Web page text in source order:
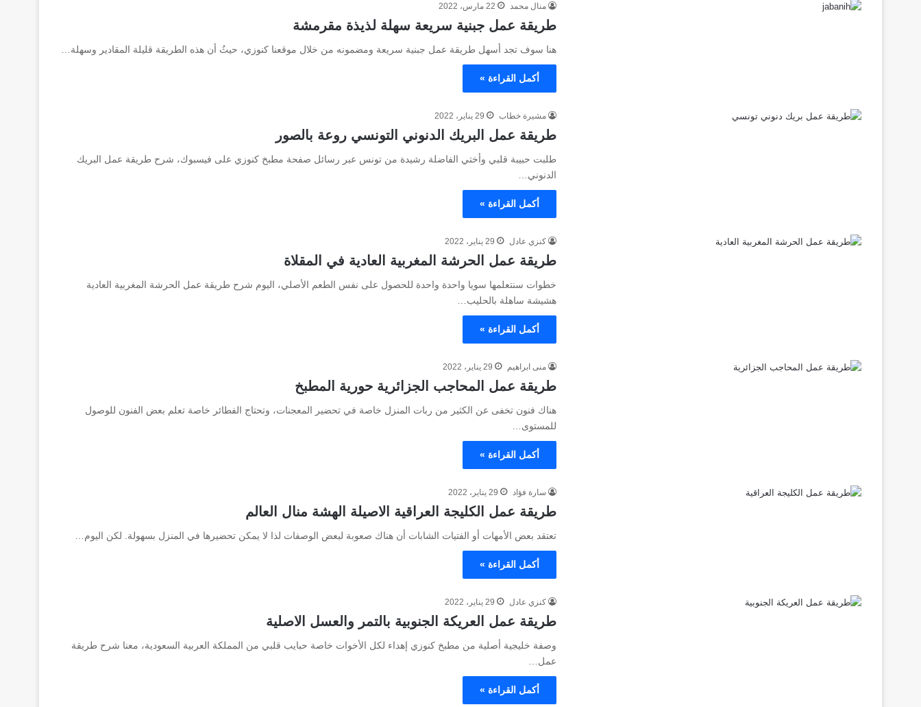
منال محمد 22 مارس، 2022
طريقة عمل جبنية سريعة سهلة لذيذة مقرمشة
هنا سوف تجد أسهل طريقة عمل جبنية سريعة ومضمونه من خلال موقعنا كنوزي، حيثُ أن هذه الطريقة قليلة المقادير وسهلة…
أكمل القراءة »
مشيرة خطاب 29 يناير، 2022
طريقة عمل البريك الدنوني التونسي روعة بالصور
طلبت حبيبة قلبي وأختي الفاضلة رشيدة من تونس عبر رسائل صفحة مطبخ كنوزي على فيسبوك، شرح طريقة عمل البريك
الدنوني…
أكمل القراءة »
كنزي عادل 29 يناير، 2022
طريقة عمل الحرشة المغربية العادية في المقلاة
خطوات سنتعلمها سويا واحدة واحدة للحصول على نفس الطعم الأصلي، اليوم شرح طريقة عمل الحرشة المغربية العادية
هشيشة ساهلة بالحليب…
أكمل القراءة »
منى ابراهيم 29 يناير، 2022
طريقة عمل المحاجب الجزائرية حورية المطبخ
هناك فنون تخفى عن الكثير من ربات المنزل خاصة في تحضير المعجنات، وتحتاج الفطائر خاصة تعلم بعض الفنون للوصول
للمستوى…
أكمل القراءة »
سارة فؤاد 29 يناير، 2022
طريقة عمل الكليجة العراقية الاصيلة الهشة منال العالم
تعتقد بعض الأمهات أو الفتيات الشابات أن هناك صعوبة لبعض الوصفات لذا لا يمكن تحضيرها في المنزل بسهولة. لكن اليوم…
أكمل القراءة »
كنزي عادل 29 يناير، 2022
طريقة عمل العريكة الجنوبية بالتمر والعسل الاصلية
وصفة خليجية أصلية من مطبخ كنوزي إهداء لكل الأخوات خاصة حبايب قلبي من المملكة العربية السعودية، معنا شرح طريقة
عمل…
أكمل القراءة »